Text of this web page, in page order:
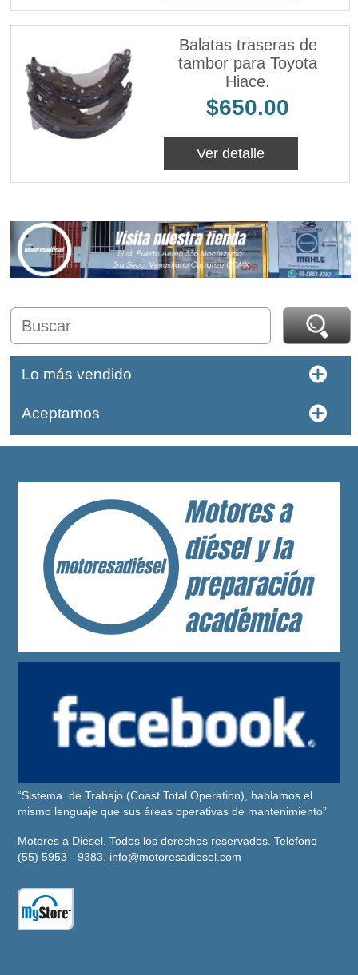
Balatas traseras de
tambor para Toyota
Hiace.
$650.00
Ver detalle
Lo más vendido
Aceptamos
“Sistema de Trabajo (Coast Total Operation), hablamos el
mismo lenguaje que sus áreas operativas de mantenimiento”
Motores a Diésel. Todos los derechos reservados. Teléfono
(55) 5953 - 9383, info@motoresadiesel.com